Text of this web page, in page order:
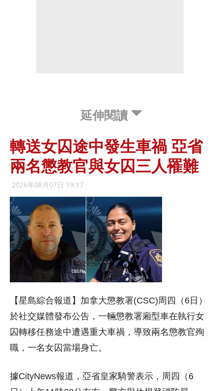
延伸閱讀
轉送女囚途中發生車禍 亞省
兩名懲教官與女囚三人罹難
2026年08月07日 19:17
【星島綜合報道】加拿大懲教署(CSC)周四（6日）
於社交媒體發布公告，一輛懲教署廂型車在執行女
囚轉移任務途中遭遇重大車禍，導致兩名懲教官殉
職，一名女囚當場身亡。
據CityNews報道，亞省皇家騎警表示，周四（6